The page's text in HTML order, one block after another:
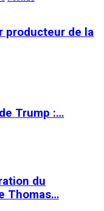
producteur de la
Trump :…
du
Thomas…